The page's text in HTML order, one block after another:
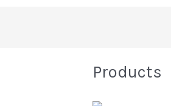
Products